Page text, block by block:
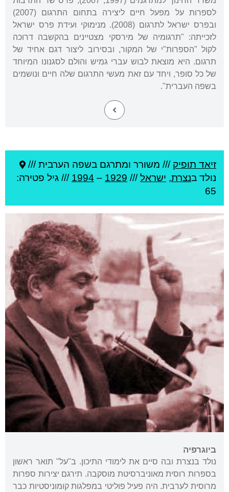
לספרות על מפעל חיים ליצירה בתחום התרגום (2007)
ובפרס ישראל לתרגום (2008). מנימוקי ועידת פרס ישראל
לזכייתה: "תרגומיה של מירסקי מצטיינים בהקשבה דרוכה
לקול "הספרות"י של המקור, ובסירוב ליצור דגם אחיד של
תרגום. היא מוצאת לבוש עברי גמיש והולם לסגנונו המיוחד
של כל סופר, ויחד עם זאת מעשי התרגום שלה חיים ונושמים
בשפה העברית".
זיאד תופיק /// משורר ומתרגם בשפה הערבית ///
נולד בנצרת, ישראל///
1929
–
1994 /// גיל פטירה:
65
ביוגרפיה
נולד בנצרת ובה סיים את לימודי התיכון. ב"על" תואר ראשון
בספרות רוסית מאוניברסיטת מוסקבה. תירגם יצירות ספרות
מרוסית לערבית. היה פעיל פוליטי במפלגות קומוניסטיות כבר